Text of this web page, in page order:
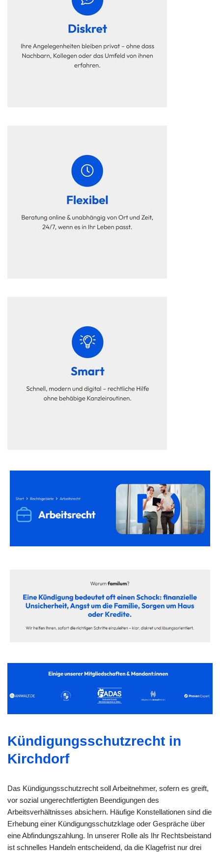
Kündigungsschutzrecht in
Kirchdorf
Das Kündigungsschutzrecht soll Arbeitnehmer, sofern es greift,
vor sozial ungerechtfertigten Beendigungen des
Arbeitsverhältnisses absichern. Häufige Konstellationen sind die
Erhebung einer Kündigungsschutzklage oder Gespräche über
eine Abfindungszahlung. In unserer Rolle als Ihr Rechtsbeistand
ist schnelles Handeln entscheidend, da die Klagefrist nur drei